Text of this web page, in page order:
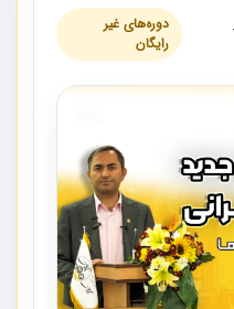
دوره‌های غیر
رایگان